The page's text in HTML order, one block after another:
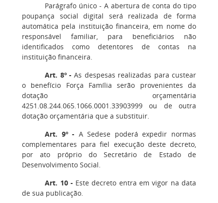
Parágrafo único - A abertura de conta do tipo
poupança social digital será realizada de forma
automática pela instituição financeira, em nome do
responsável familiar, para beneficiários não
identificados como detentores de contas na
instituição financeira.
Art. 8º - As despesas realizadas para custear
o benefício Força Família serão provenientes da
dotação orçamentária
4251.08.244.065.1066.0001.33903999 ou de outra
dotação orçamentária que a substituir.
Art. 9º - A Sedese poderá expedir normas
complementares para fiel execução deste decreto,
por ato próprio do Secretário de Estado de
Desenvolvimento Social.
Art. 10 - Este decreto entra em vigor na data
de sua publicação.